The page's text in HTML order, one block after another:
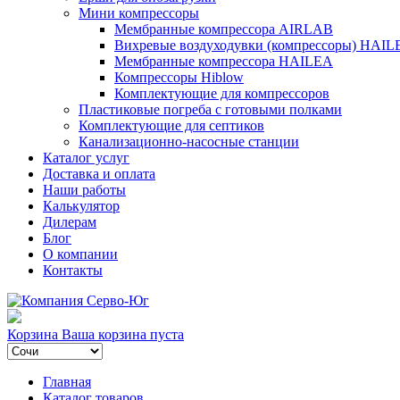
Мини компрессоры
Мембранные компрессора AIRLAB
Вихревые воздуходувки (компрессоры)
Мембранные компрессора HAILEA
Компрессоры Hiblow
Комплектующие для компрессоров
Пластиковые погреба с готовыми полками
Комплектующие для септиков
Канализационно-насосные станции
Каталог услуг
Доставка и оплата
Наши работы
Калькулятор
Дилерам
Блог
О компании
Контакты
Корзина Ваша корзина пуста
Главная